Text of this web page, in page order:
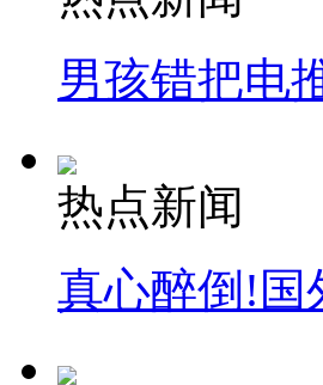
男孩错把电
热点新闻
真心醉倒!国